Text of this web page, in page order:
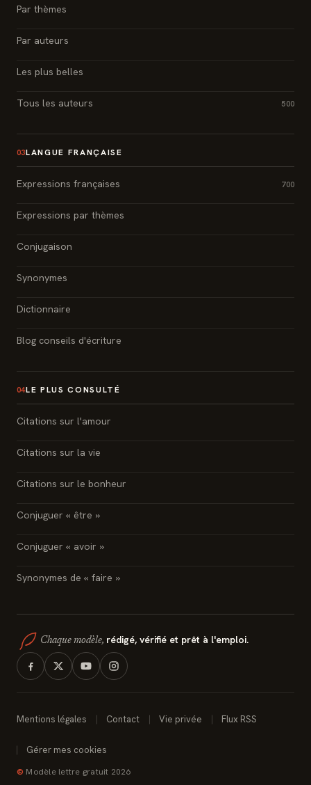
Par thèmes
Par auteurs
Les plus belles
Tous les auteurs 500
03LANGUE FRANÇAISE
Expressions françaises 700
Expressions par thèmes
Conjugaison
Synonymes
Dictionnaire
Blog conseils d'écriture
04LE PLUS CONSULTÉ
Citations sur l'amour
Citations sur la vie
Citations sur le bonheur
Conjuguer « être »
Conjuguer « avoir »
Synonymes de « faire »
Chaque modèle, rédigé, vérifié et prêt à l'emploi.
Mentions légales Contact Vie privée Flux RSS
Gérer mes cookies
© Modèle lettre gratuit 2026